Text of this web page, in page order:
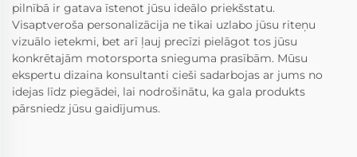
pilnībā ir gatava īstenot jūsu ideālo priekšstatu.
Visaptveroša personalizācija ne tikai uzlabo jūsu riteņu
vizuālo ietekmi, bet arī ļauj precīzi pielāgot tos jūsu
konkrētajām motorsporta snieguma prasībām. Mūsu
ekspertu dizaina konsultanti cieši sadarbojas ar jums no
idejas līdz piegādei, lai nodrošinātu, ka gala produkts
pārsniedz jūsu gaidījumus.